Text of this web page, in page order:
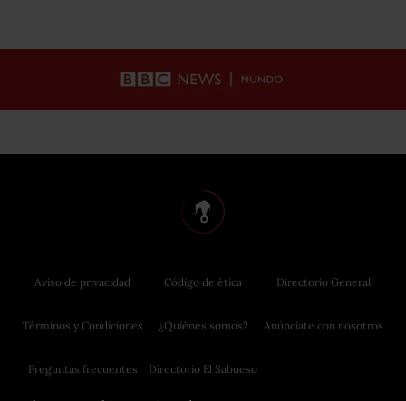
Aviso de privacidad
Términos y Condiciones
Preguntas frecuentes
Código de ética
¿Quiénes somos?
Directorio El Sabueso
Directorio General
Anúnciate con nosotros